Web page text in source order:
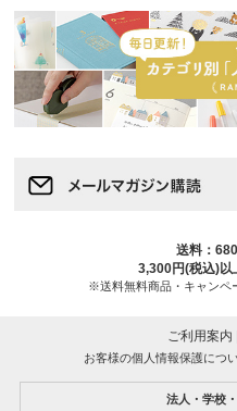
送料：
3,300円(税込)以
※送料無料商品・キャンペ
ご利用案内
お客様の個人情報保護につ
法人・学校